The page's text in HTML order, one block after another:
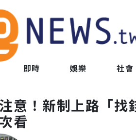
即時 娛樂 社會
意！新制上路「
看